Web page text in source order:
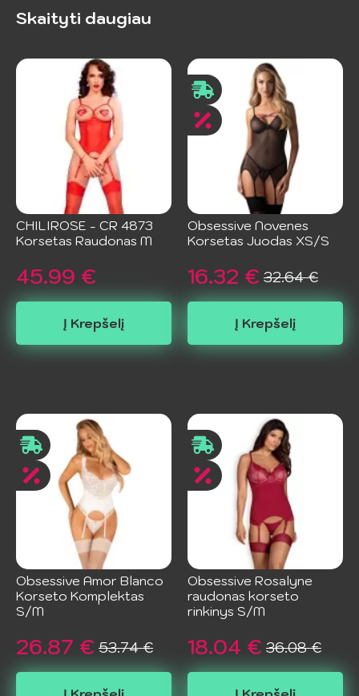
Skaityti daugiau
CHILIROSE - CR 4873
Korsetas Raudonas M
45.99 €
Į Krepšelį
Obsessive Novenes
Korsetas Juodas XS/S
32.64€
Original
price
was:
32.64 €.
16.32 €
Current
price
is:
16.32 €.
Į Krepšelį
Obsessive Amor Blanco
Korseto Komplektas
S/M
53.74€
Original
price
26.87 €
Current
price
Obsessive Rosalyne
raudonas korseto
rinkinys S/M
36.08€
Original
price
18.04 €
Current
price